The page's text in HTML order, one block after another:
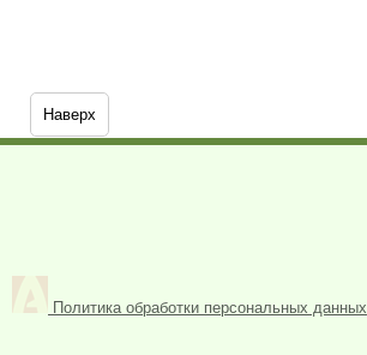
Наверх
Политика обработки персональных данных